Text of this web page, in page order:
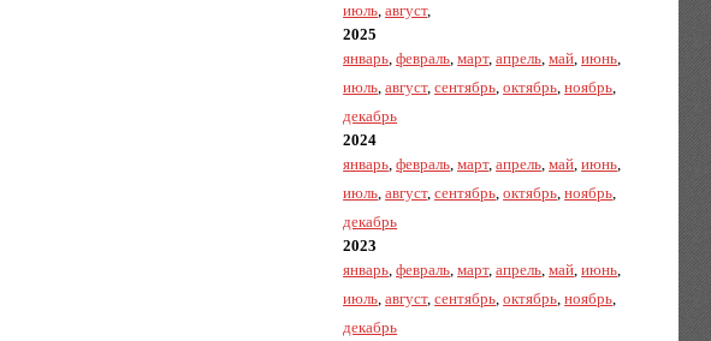
июль,август,
2025
январь,февраль,март,апрель,май,июнь,
июль,август,сентябрь,октябрь,ноябрь,
декабрь
2024
январь,февраль,март,апрель,май,июнь,
июль,август,сентябрь,октябрь,ноябрь,
декабрь
2023
январь,февраль,март,апрель,май,июнь,
июль,август,сентябрь,октябрь,ноябрь,
декабрь